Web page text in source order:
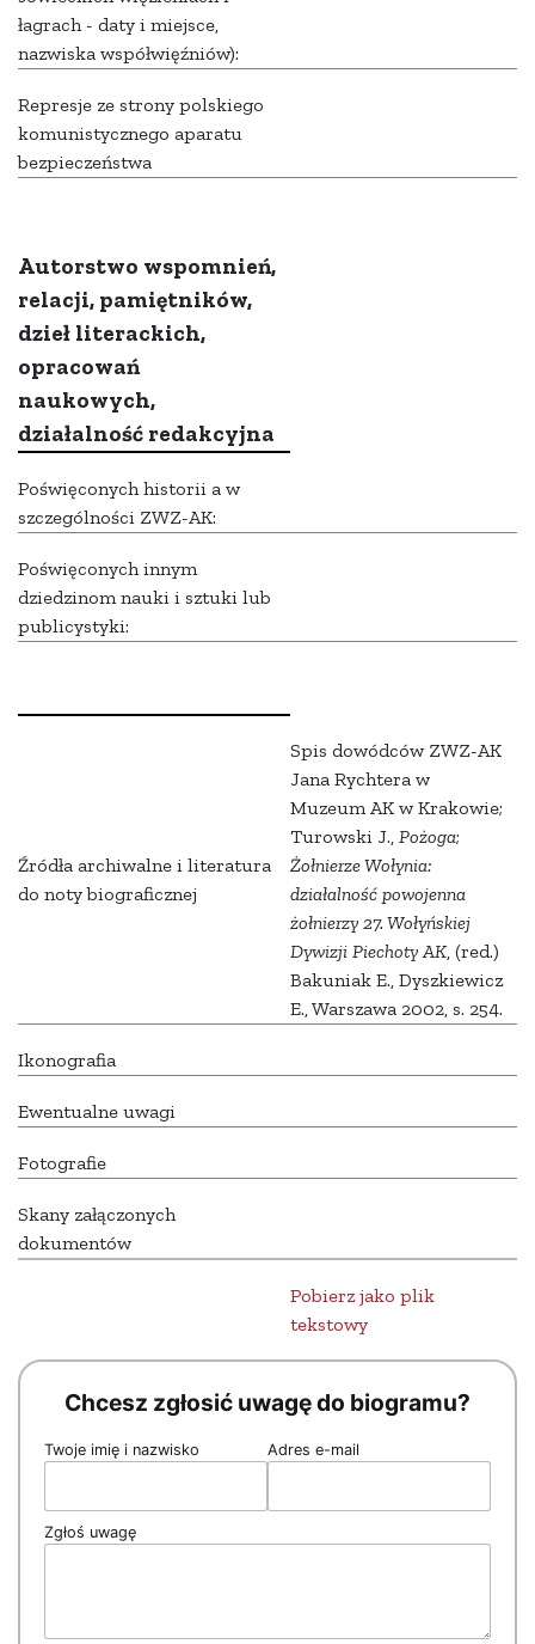
łagrach - daty i miejsce,
nazwiska współwięźniów):
Represje ze strony polskiego
komunistycznego aparatu
bezpieczeństwa
Autorstwo wspomnień,
relacji, pamiętników,
dzieł literackich,
opracowań
naukowych,
działalność redakcyjna
Poświęconych historii a w
szczególności ZWZ-AK:
Poświęconych innym
dziedzinom nauki i sztuki lub
publicystyki:
Źródła archiwalne i literatura
do noty biograficznej
Spis dowódców ZWZ-AK
Jana Rychtera w
Muzeum AK w Krakowie;
Turowski J., Pożoga;
Żołnierze Wołynia:
działalność powojenna
żołnierzy 27. Wołyńskiej
Dywizji Piechoty AK, (red.)
Bakuniak E., Dyszkiewicz
E., Warszawa 2002, s. 254.
Ikonografia
Ewentualne uwagi
Fotografie
Skany załączonych
dokumentów
Pobierz jako plik
tekstowy
Chcesz zgłosić uwagę do biogramu?
Twoje imię i nazwisko Adres e-mail
Zgłoś uwagę